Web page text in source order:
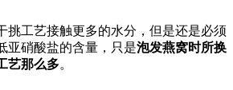
挑工艺接触更多的水分，但是还是必须
亚硝酸盐的含量，只是泡发燕窝时所换
艺那么多。